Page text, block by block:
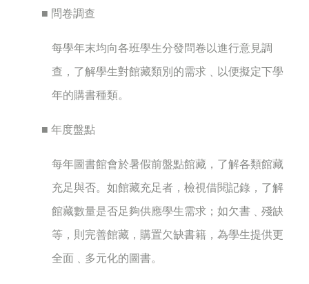
■ 問卷調查
每學年末均向各班學生分發問卷以進行意見調
查，了解學生對館藏類別的需求﹑以便擬定下學
年的購書種類。
■ 年度盤點
每年圖書館會於暑假前盤點館藏，了解各類館藏
充足與否。如館藏充足者，檢視借閱記錄，了解
館藏數量是否足夠供應學生需求；如欠書﹑殘缺
等，則完善館藏，購置欠缺書籍，為學生提供更
全面﹑多元化的圖書。